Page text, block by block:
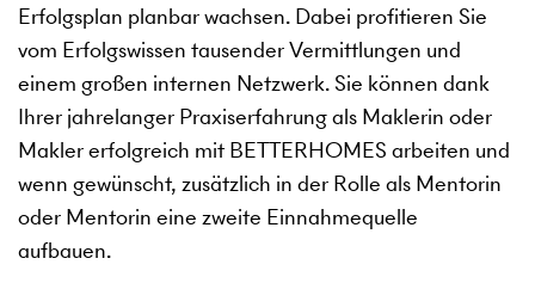
Erfolgsplan planbar wachsen. Dabei profitieren Sie
vom Erfolgswissen tausender Vermittlungen und
einem großen internen Netzwerk. Sie können dank
Ihrer jahrelanger Praxiserfahrung als Maklerin oder
Makler erfolgreich mit BETTERHOMES arbeiten und
wenn gewünscht, zusätzlich in der Rolle als Mentorin
oder Mentorin eine zweite Einnahmequelle
aufbauen.